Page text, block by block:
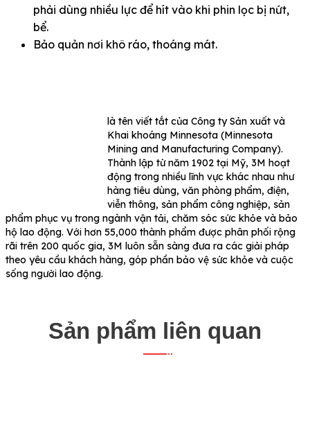
phải dùng nhiều lực để hít vào khi phin lọc bị nứt,
bể.
Bảo quản nơi khô ráo, thoáng mát.
là tên viết tắt của Công ty Sản xuất và
Khai khoáng Minnesota (Minnesota
Mining and Manufacturing Company).
Thành lập từ năm 1902 tại Mỹ, 3M hoạt
động trong nhiều lĩnh vực khác nhau như
hàng tiêu dùng, văn phòng phẩm, điện,
viễn thông, sản phẩm công nghiệp, sản
phẩm phục vụ trong ngành vận tải, chăm sóc sức khỏe và bảo
hộ lao động. Với hơn 55,000 thành phẩm được phân phối rộng
rãi trên 200 quốc gia, 3M luôn sẵn sàng đưa ra các giải pháp
theo yêu cầu khách hàng, góp phần bảo vệ sức khỏe và cuộc
sống người lao động.
Sản phẩm liên quan